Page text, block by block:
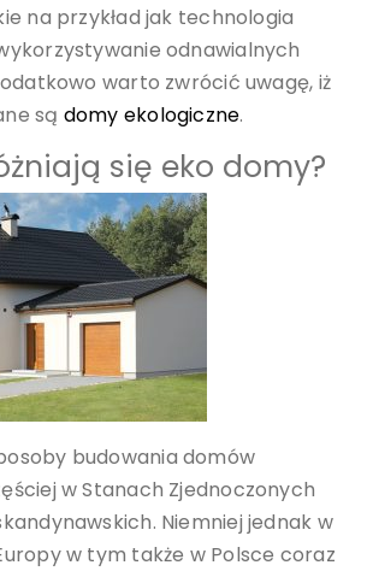
na przykład jak technologia
odnawialnych
warto zwrócić uwagę, iż
są domy ekologiczne.
się eko domy?
budowania domów
w Stanach Zjednoczonych
Niemniej jednak w
w tym także w Polsce coraz